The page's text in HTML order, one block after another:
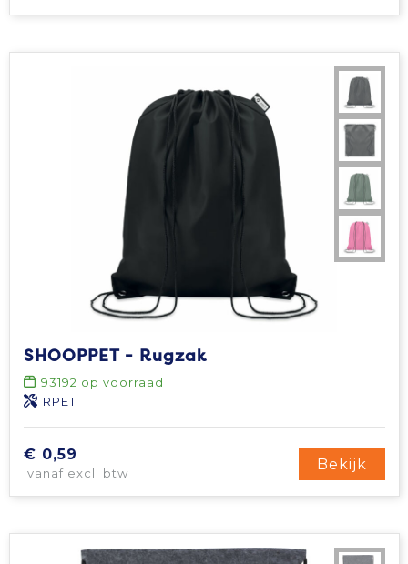
SHOOPPET - Rugzak
93192 op voorraad
RPET
€ 0,59
vanaf excl. btw
Bekijk